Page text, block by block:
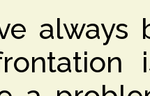
always